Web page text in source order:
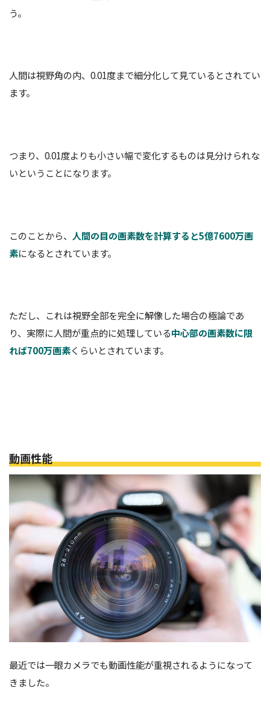
う。
人間は視野角の内、0.01度まで細分化して見ているとされてい
ます。
つまり、0.01度よりも小さい幅で変化するものは見分けられな
いということになります。
このことから、 人間の目の画素数を計算すると5億7600万画
素になるとされています。
ただし、これは視野全部を完全に解像した場合の極論であ
り、実際に人間が重点的に処理している中心部の画素数に限
れば700万画素くらいとされています。
動画性能
最近では一眼カメラでも動画性能が重視されるようになって
きました。